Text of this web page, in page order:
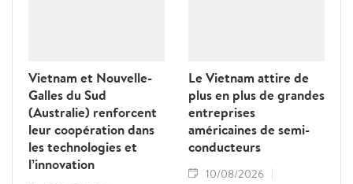
Vietnam et Nouvelle-
Galles du Sud
(Australie) renforcent
leur coopération dans
les technologies et
l’innovation
Le Vietnam attire de
plus en plus de grandes
entreprises
américaines de semi-
conducteurs
10/08/2026